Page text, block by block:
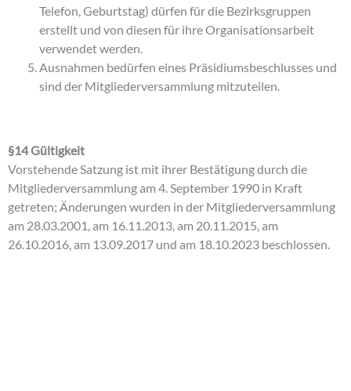
Telefon, Geburtstag) dürfen für die Bezirksgruppen
erstellt und von diesen für ihre Organisationsarbeit
verwendet werden.
Ausnahmen bedürfen eines Präsidiumsbeschlusses und
sind der Mitgliederversammlung mitzuteilen.
§14 Gültigkeit
Vorstehende Satzung ist mit ihrer Bestätigung durch die
Mitgliederversammlung am 4. September 1990 in Kraft
getreten; Änderungen wurden in der Mitgliederversammlung
am 28.03.2001, am 16.11.2013, am 20.11.2015, am
26.10.2016, am 13.09.2017 und am 18.10.2023 beschlossen.